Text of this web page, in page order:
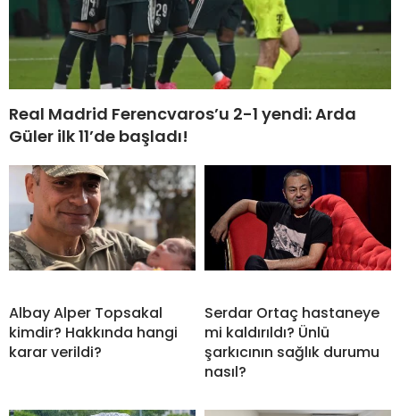
Real Madrid Ferencvaros’u 2-1 yendi: Arda
Güler ilk 11’de başladı!
Albay Alper Topsakal
kimdir? Hakkında hangi
karar verildi?
Serdar Ortaç hastaneye
mi kaldırıldı? Ünlü
şarkıcının sağlık durumu
nasıl?